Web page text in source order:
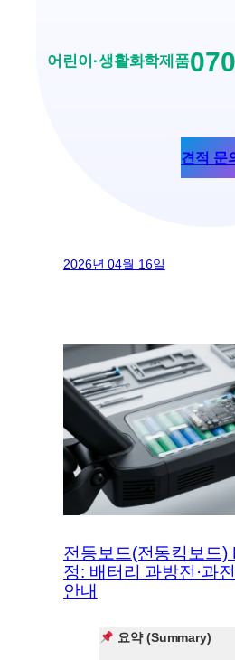
어린이·생활화학제품
견적 문
2026년 04월 16일
전동보드(전동킥보드)
정: 배터리 과방전·과
안내
요약 (Summary)